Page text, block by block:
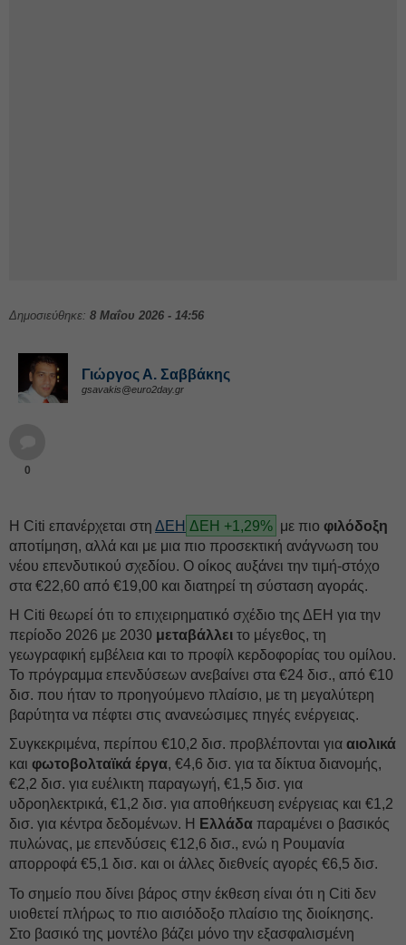
Δημοσιεύθηκε: 8 Μαΐου 2026 - 14:56
Γιώργος Α. Σαββάκης
gsavakis@euro2day.gr
0
Η Citi επανέρχεται στη ΔΕΗ ΔΕΗ +1,29% με πιο φιλόδοξη
αποτίμηση, αλλά και με μια πιο προσεκτική ανάγνωση του
νέου επενδυτικού σχεδίου. Ο οίκος αυξάνει την τιμή-στόχο
στα €22,60 από €19,00 και διατηρεί τη σύσταση αγοράς.
Η Citi θεωρεί ότι το επιχειρηματικό σχέδιο της ΔΕH για την
περίοδο 2026 με 2030 μεταβάλλει το μέγεθος, τη
γεωγραφική εμβέλεια και το προφίλ κερδοφορίας του ομίλου.
Το πρόγραμμα επενδύσεων ανεβαίνει στα €24 δισ., από €10
δισ. που ήταν το προηγούμενο πλαίσιο, με τη μεγαλύτερη
βαρύτητα να πέφτει στις ανανεώσιμες πηγές ενέργειας.
Συγκεκριμένα, περίπου €10,2 δισ. προβλέπονται για αιολικά
και φωτοβολταϊκά έργα, €4,6 δισ. για τα δίκτυα διανομής,
€2,2 δισ. για ευέλικτη παραγωγή, €1,5 δισ. για
υδροηλεκτρικά, €1,2 δισ. για αποθήκευση ενέργειας και €1,2
δισ. για κέντρα δεδομένων. Η Ελλάδα παραμένει ο βασικός
πυλώνας, με επενδύσεις €12,6 δισ., ενώ η Ρουμανία
απορροφά €5,1 δισ. και οι άλλες διεθνείς αγορές €6,5 δισ.
Το σημείο που δίνει βάρος στην έκθεση είναι ότι η Citi δεν
υιοθετεί πλήρως το πιο αισιόδοξο πλαίσιο της διοίκησης.
Στο βασικό της μοντέλο βάζει μόνο την εξασφαλισμένη